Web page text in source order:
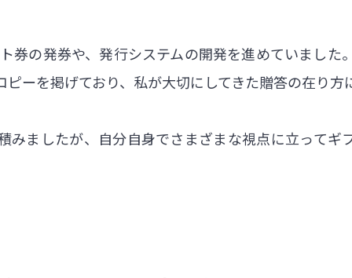
券の発券や、発行システムの開発を進めていました
ーを掲げており、私が大切にしてきた贈答の在り
みましたが、自分自身でさまざまな視点に立ってギ